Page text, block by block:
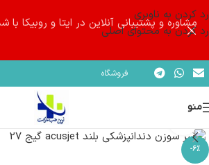
رد کردن به ناوبری
رد کردن به محتوای اصلی
مشاوره و پشتیبانی آنلاین در ایتا و روبیکا با شماره:
فروشگاه
منو
-6%